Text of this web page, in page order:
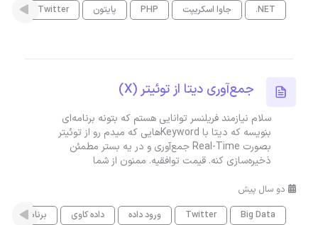
.NET
جاوا اسکریپت PHP پایتون Twitter
جمع‌آوری دیتا از توئیتر (X)
سلام نیازمند فریلنسر توانایی هستم که بتونه برنامه‌ای
بنویسه که دیتا با Keywordهایی که میدم رو از توئیتر
بصورت Real-Time جمع‌آوری و در یه بستر مطمئن
ذخیره‌سازی کنه. قیمت توافقیه. ممنون از شما
دو سال پیش
Big Data
Twitter ورود داده داده کاوی برنامه